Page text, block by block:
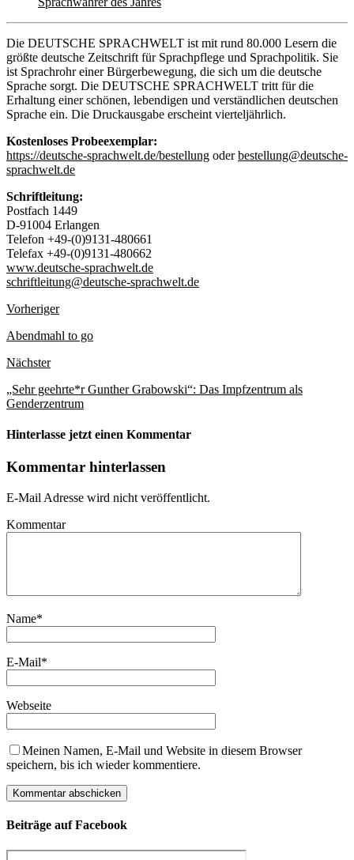
Die DEUTSCHE SPRACHWELT ist mit rund 80.000 Lesern die
größte deutsche Zeitschrift für Sprachpflege und Sprachpolitik. Sie
ist Sprachrohr einer Bürgerbewegung, die sich um die deutsche
Sprache sorgt. Die DEUTSCHE SPRACHWELT tritt für die
Erhaltung einer schönen, lebendigen und verständlichen deutschen
Sprache ein. Die Druckausgabe erscheint vierteljährlich.
Kostenloses Probeexemplar:
https://deutsche-sprachwelt.de/bestellung oderbestellung@deutsche-
sprachwelt.de
Schriftleitung:
Postfach 1449
D-91004 Erlangen
Telefon +49-(0)9131-480661
Telefax +49-(0)9131-480662
www.deutsche-sprachwelt.de
schriftleitung@deutsche-sprachwelt.de
Vorheriger
Abendmahl to go
Nächster
„Sehr geehrte*r Gunther Grabowski“: Das Impfzentrum als
Genderzentrum
Hinterlasse jetzt einen Kommentar
Kommentar hinterlassen
E-Mail Adresse wird nicht veröffentlicht.
Kommentar
Name*
E-Mail*
Webseite
Meinen Namen, E-Mail und Website in diesem Browser
speichern, bis ich wieder kommentiere.
Beiträge auf Facebook